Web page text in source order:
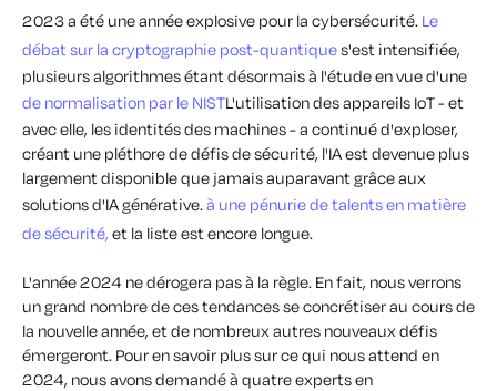
2023 a été une année explosive pour la cybersécurité. Le
débat sur la cryptographie post-quantiques'est intensifiée,
plusieurs algorithmes étant désormais à l'étude en vue d'une
de normalisation par le NISTL'utilisation des appareils IoT - et
avec elle, les identités des machines - a continué d'exploser,
créant une pléthore de défis de sécurité, l'IA est devenue plus
largement disponible que jamais auparavant grâce aux
solutions d'IA générative.à une pénurie de talents en matière
de sécurité, et la liste est encore longue.
L'année 2024 ne dérogera pas à la règle. En fait, nous verrons
un grand nombre de ces tendances se concrétiser au cours de
la nouvelle année, et de nombreux autres nouveaux défis
émergeront. Pour en savoir plus sur ce qui nous attend en
2024, nous avons demandé à quatre experts en